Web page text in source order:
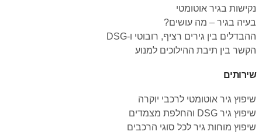
נקישות בגיר אוטומטי
בעיה בגיר – מה עושים?
ההבדלים בין גירים רציף, רובוטי ו-DSG
הקשר בין תיבת ההילוכים למנוע
שירותים
שיפוץ גיר אוטומטי לרכבי יוקרה
שיפוץ גיר DSG והחלפת מצמדים
שיפוץ מוחות גיר לכל סוגי הרכבים